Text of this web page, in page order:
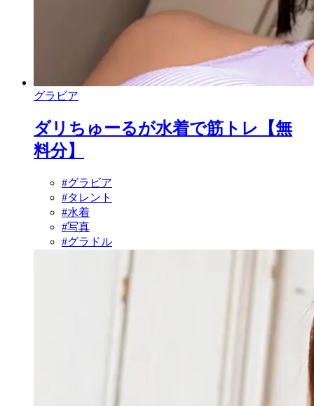
グラビア
ダリちゅーるが水着で筋トレ【無
料分】
#グラビア
#タレント
#水着
#写真
#グラドル